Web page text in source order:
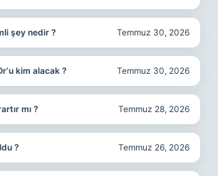
şey nedir ? Temmuz 30, 2026
kim alacak ? Temmuz 30, 2026
mı ? Temmuz 28, 2026
? Temmuz 26, 2026